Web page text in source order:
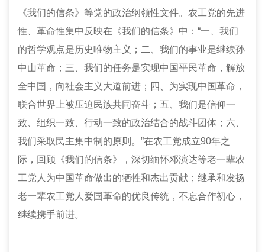
《我们的信条》等党的政治纲领性文件。农工党的先进
性、革命性集中反映在《我们的信条》中：“一、我们
的哲学观点是历史唯物主义；二、我们的事业是继续孙
中山革命；三、我们的任务是实现中国平民革命，解放
全中国，向社会主义大道前进；四、为实现中国革命，
联合世界上被压迫民族共同奋斗；五、我们是信仰一
致、组织一致、行动一致的政治结合的战斗团体；六、
我们采取民主集中制的原则。”在农工党成立90年之
际，回顾《我们的信条》，深切缅怀邓演达等老一辈农
工党人为中国革命做出的牺牲和杰出贡献；继承和发扬
老一辈农工党人爱国革命的优良传统，不忘合作初心，
继续携手前进。